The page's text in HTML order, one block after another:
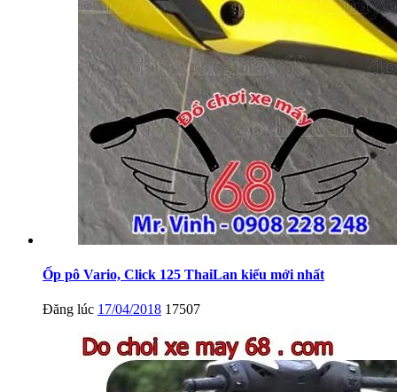
Ốp pô Vario, Click 125 ThaiLan kiểu mới nhất
Đăng lúc 17/04/2018 17507